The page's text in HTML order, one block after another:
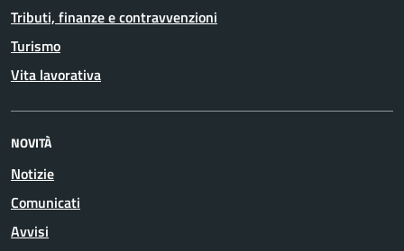
Tributi, finanze e contravvenzioni
Turismo
Vita lavorativa
NOVITÀ
Notizie
Comunicati
Avvisi